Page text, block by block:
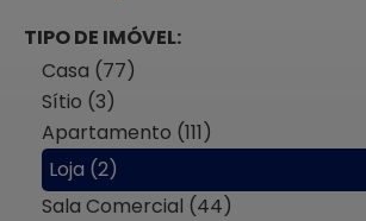
TIPO DE IMÓVEL:
Casa (77)
Sítio (3)
Apartamento (111)
Loja (2)
Sala Comercial (44)